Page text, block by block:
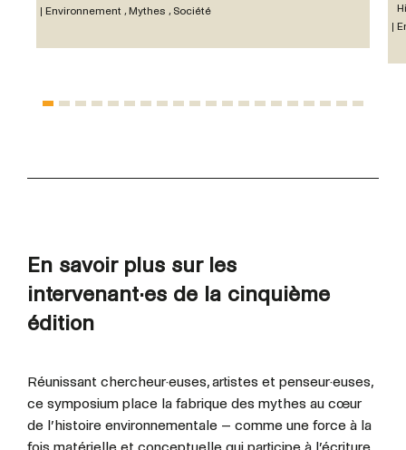
Environnement , Mythes , Société
En savoir plus sur les
intervenant·es de la cinquième
édition
Réunissant chercheur·euses, artistes et penseur·euses,
ce symposium place la fabrique des mythes au cœur
de l’histoire environnementale – comme une force à la
fois matérielle et conceptuelle qui participe à l’écriture